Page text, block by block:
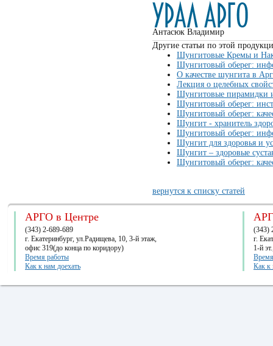
Антасюк Владимир
Другие статьи по этой
Шунгитовые Кремы и
Шунгитовый оберег:
О качестве шунгита в
Лекция о целебных
Шунгитовые пирамидки
Шунгитовый оберег:
Шунгитовый оберег:
Шунгит - хранитель
Шунгитовый оберег:
Шунгит для здоровья и
Шунгит – здоровые
Шунгитовый оберег:
вернутся к списку статей
АРГО в Центре
(343) 2-689-689
г. Екатеринбург, ул.Радищева, 10, 3-й этаж,
офис 319(до конца по коридору)
Время работы
Как к нам доехать
(343)
г.
1-й
Как к